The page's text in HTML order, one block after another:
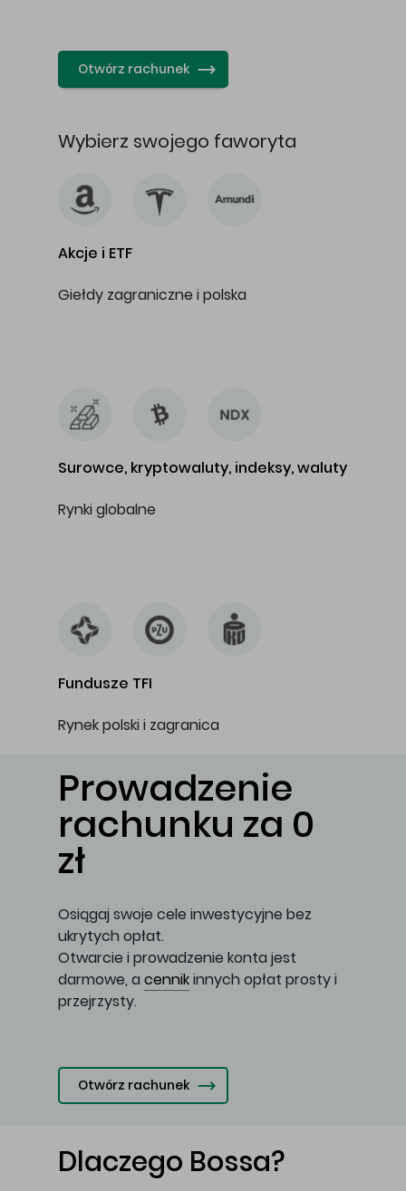
Otwórz rachunek
Wybierz swojego faworyta
Akcje i ETF
Giełdy zagraniczne i polska
Surowce, kryptowaluty, indeksy, waluty
Rynki globalne
Fundusze TFI
Rynek polski i zagranica
Prowadzenie
rachunku za 0
zł
Osiągaj swoje cele inwestycyjne bez
ukrytych opłat.
Otwarcie i prowadzenie konta jest
darmowe, a cennikinnych opłat prosty i
przejrzysty.
Otwórz rachunek
Dlaczego Bossa?